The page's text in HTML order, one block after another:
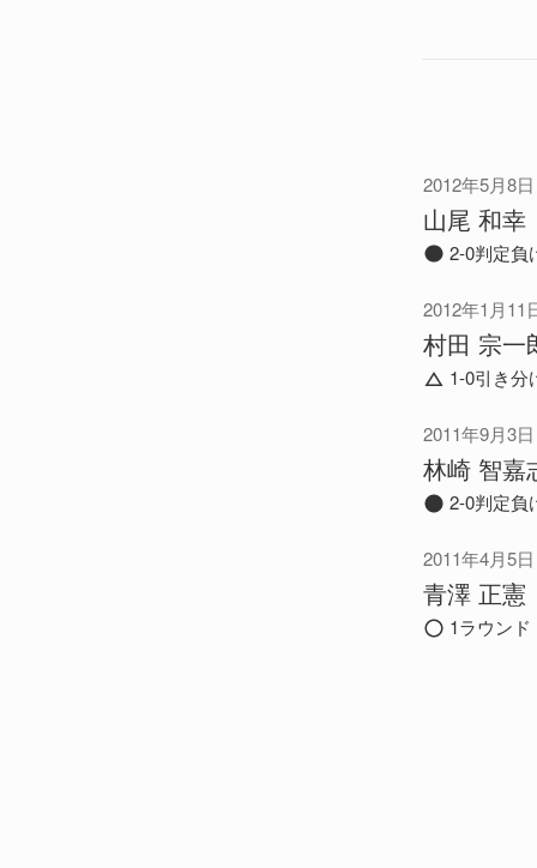
2012年5月8日
山尾 和幸
2-0判定負
2012年1月11
村田 宗一
1-0引き分
2011年9月3日
林崎 智嘉
2-0判定負
2011年4月5日
青澤 正憲
1ラウンド